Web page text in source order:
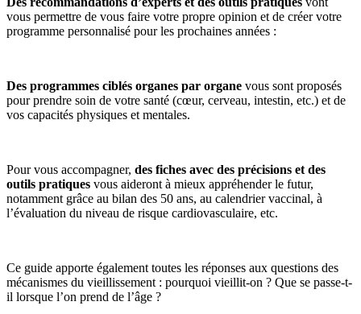
vous permettre de vous faire votre propre opinion et de créer votre
programme personnalisé pour les prochaines années :
Des programmes ciblés organes par organe vous sont proposés
pour prendre soin de votre santé (cœur, cerveau, intestin, etc.) et de
vos capacités physiques et mentales.
Pour vous accompagner, des fiches avec des précisions et des
outils pratiques vous aideront à mieux appréhender le futur,
notamment grâce au bilan des 50 ans, au calendrier vaccinal, à
l’évaluation du niveau de risque cardiovasculaire, etc.
Ce guide apporte également toutes les réponses aux questions des
mécanismes du vieillissement : pourquoi vieillit-on ? Que se passe-t-
il lorsque l’on prend de l’âge ?